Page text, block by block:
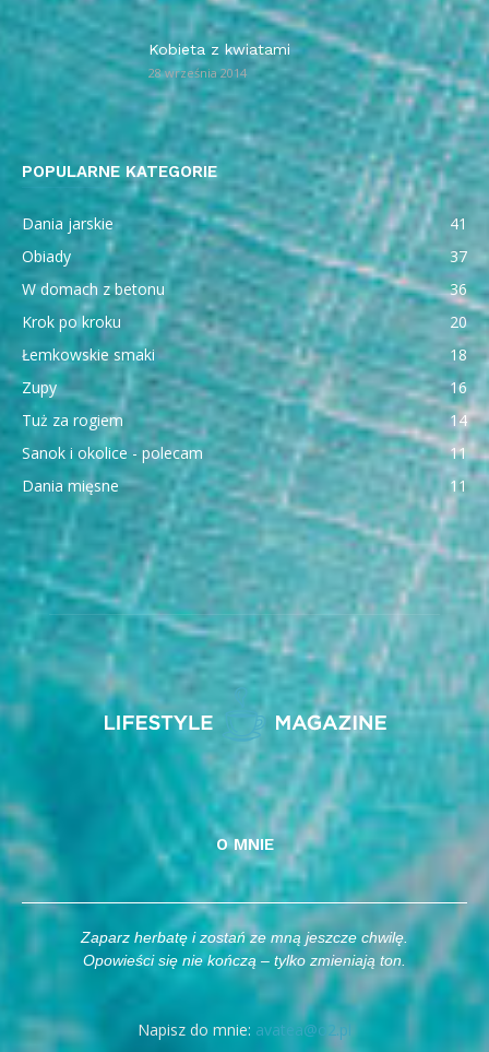
Kobieta z kwiatami
28 września 2014
POPULARNE KATEGORIE
Dania jarskie
41
Obiady
37
W domach z betonu
36
Krok po kroku
20
Łemkowskie smaki
18
Zupy
16
Tuż za rogiem
14
Sanok i okolice - polecam
11
Dania mięsne
11
O MNIE
Zaparz herbatę i zostań ze mną jeszcze chwilę.
Opowieści się nie kończą – tylko zmieniają ton.
Napisz do mnie: avatea@o2.pl